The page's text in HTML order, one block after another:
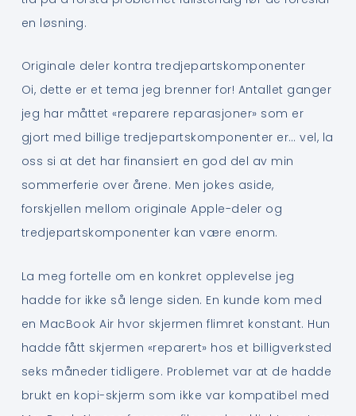
en løsning.
Originale deler kontra tredjepartskomponenter
Oi, dette er et tema jeg brenner for! Antallet ganger
jeg har måttet «reparere reparasjoner» som er
gjort med billige tredjepartskomponenter er… vel, la
oss si at det har finansiert en god del av min
sommerferie over årene. Men jokes aside,
forskjellen mellom originale Apple-deler og
tredjepartskomponenter kan være enorm.
La meg fortelle om en konkret opplevelse jeg
hadde for ikke så lenge siden. En kunde kom med
en MacBook Air hvor skjermen flimret konstant. Hun
hadde fått skjermen «reparert» hos et billigverksted
seks måneder tidligere. Problemet var at de hadde
brukt en kopi-skjerm som ikke var kompatibel med